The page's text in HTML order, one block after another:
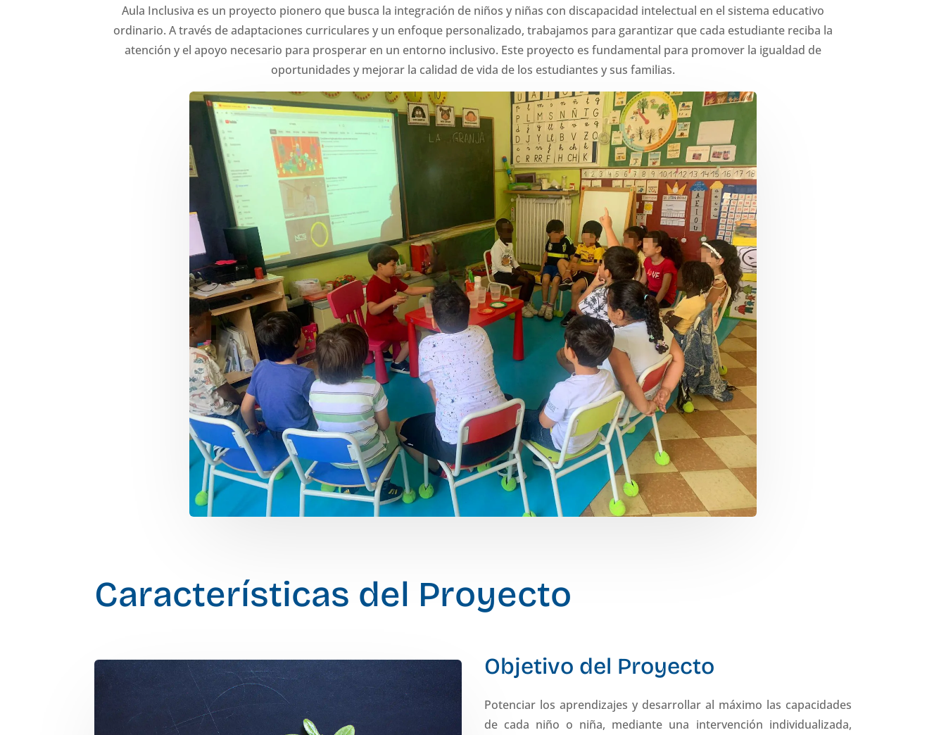
Aula Inclusiva es un proyecto pionero que busca la integración de niños y niñas con discapacidad intelectual en el sistema educativo
ordinario. A través de adaptaciones curriculares y un enfoque personalizado, trabajamos para garantizar que cada estudiante reciba la
atención y el apoyo necesario para prosperar en un entorno inclusivo. Este proyecto es fundamental para promover la igualdad de
oportunidades y mejorar la calidad de vida de los estudiantes y sus familias.
Características del Proyecto
Objetivo del Proyecto
Potenciar los aprendizajes y desarrollar al máximo las capacidades
de cada niño o niña, mediante una intervención individualizada,